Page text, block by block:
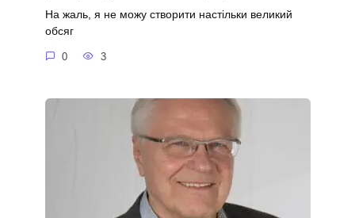
На жаль, я не можу створити настільки великий
обсяг
0 3